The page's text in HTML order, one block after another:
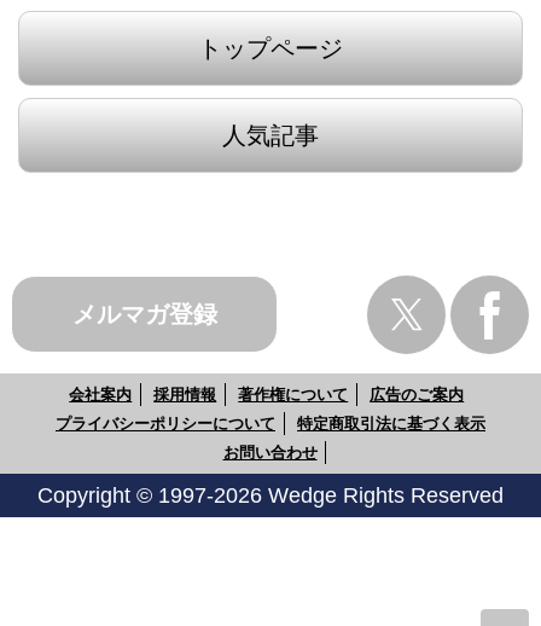
トップページ
人気記事
メルマガ登録
会社案内 採用情報 著作権について
広告のご案内
プライバシーポリシーについて
特定商取引法に基づく表示
お問い合わせ
Copyright © 1997-2026 Wedge Rights Reserved